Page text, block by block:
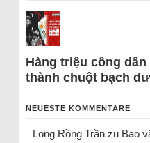
Hàng triệu công
thành chuột bạch
NEUESTE KOMMENTARE
Long Rồng Trầnzu Bao